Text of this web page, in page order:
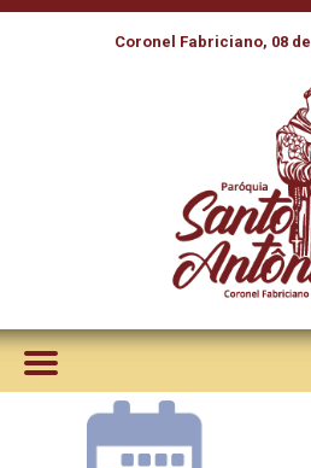
Coronel Fabriciano, 08